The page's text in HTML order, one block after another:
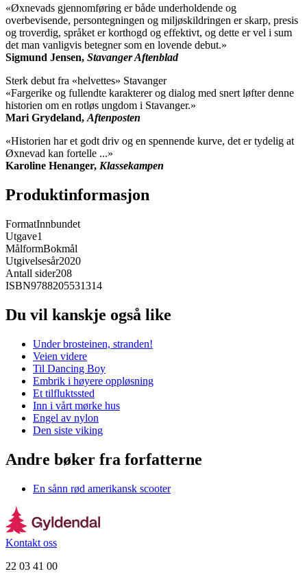
«Øxnevads gjennomføring er både underholdende og
overbevisende, persontegningen og miljøskildringen er skarp, presis
og troverdig, språket er korthogd og effektivt, og dette er vel i sum
det man vanligvis betegner som en lovende debut.»
Sigmund Jensen, Stavanger Aftenblad
Sterk debut fra «helvettes» Stavanger
«Fargerike og fullendte karakterer og dialog med snert løfter denne
historien om en rotløs ungdom i Stavanger.»
Mari Grydeland, Aftenposten
«Historien har et godt driv og en spennende kurve, det er tydelig at
Øxnevad kan fortelle ...»
Karoline Henanger, Klassekampen
Produktinformasjon
FormatInnbundet
Utgave1
MålformBokmål
Utgivelsesår2020
Antall sider208
ISBN9788205531314
Du vil kanskje også like
Under brosteinen, stranden!
Veien videre
Til Dancing Boy
Embrik i høyere oppløsning
Et tilfluktssted
Inn i vårt mørke hus
Engel av nylon
Den siste viking
Andre bøker fra forfatterne
En sånn rød amerikansk scooter
Kontakt oss
22 03 41 00